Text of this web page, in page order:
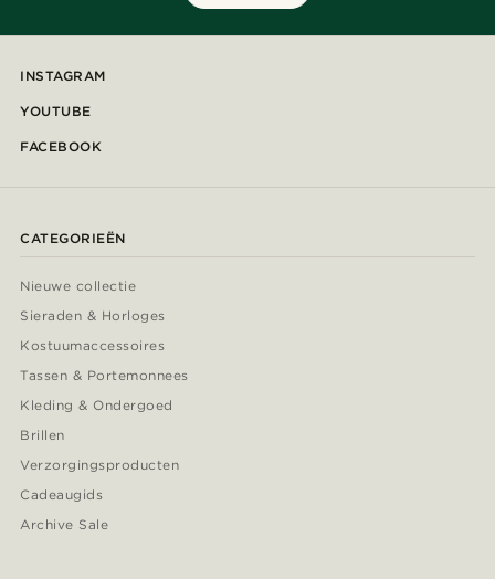
INSTAGRAM
YOUTUBE
FACEBOOK
CATEGORIEËN
Nieuwe collectie
Sieraden & Horloges
Kostuumaccessoires
Tassen & Portemonnees
Kleding & Ondergoed
Brillen
Verzorgingsproducten
Cadeaugids
Archive Sale